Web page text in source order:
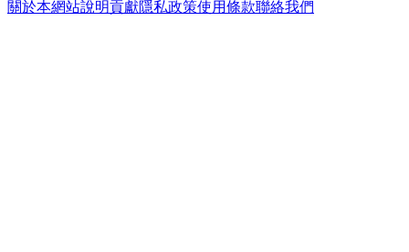
關於本網站說明貢獻隱私政策使用條款聯絡我們